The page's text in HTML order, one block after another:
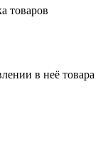
товаров
в неё товара